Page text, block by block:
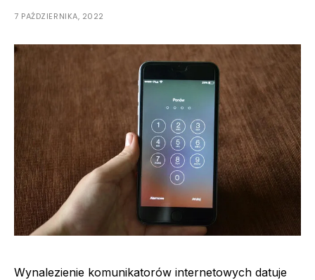
7 PAŹDZIERNIKA, 2022
Wynalezienie komunikatorów internetowych datuje